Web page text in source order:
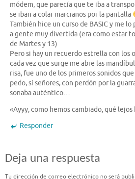
módem, que parecía que te iba a
se iban a colar marcianos por la pantalla
También hice un curso de BASIC y me
a gente muy divertida (era como estar
de Martes y 13)
Pero si hay un recuerdo estrella con los
cada vez que surge me abre las
risa, fue uno de los primeros sonidos
pedo, sí señores, con perdón por la
sonaba auténtico…
«Ayyy, como hemos cambiado, qué
Responder
Deja una respuesta
Tu dirección de correo electrónico no será